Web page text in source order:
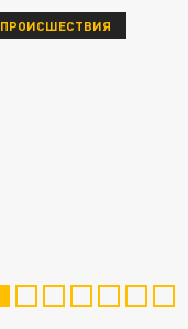
ПРОИСШЕСТВИЯ